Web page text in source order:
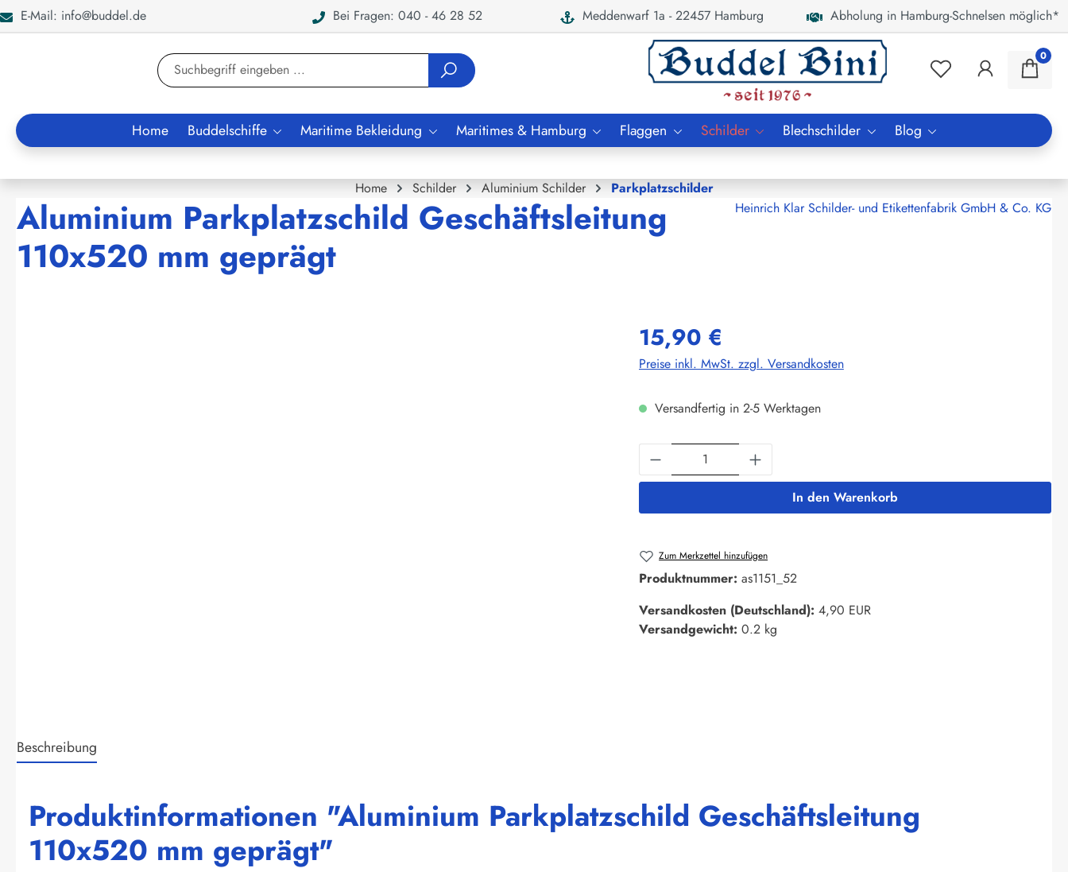
Zur Suche springen
E-Mail: info@buddel.de Bei Fragen: 040 - 46 28 52 Meddenwarf 1a - 22457 Hamburg Abholung in Hamburg-Schnelsen möglich*
0
Home Buddelschiffe Maritime Bekleidung Maritimes & Hamburg Flaggen Schilder Blechschilder Blog
Home Schilder Aluminium Schilder Parkplatzschilder
Aluminium Parkplatzschild Geschäftsleitung
110x520 mm geprägt
Heinrich Klar Schilder- und Etikettenfabrik GmbH & Co. KG
15,90 €
Preise inkl. MwSt. zzgl. Versandkosten
Versandfertig in 2-5 Werktagen
Produkt Anzahl: Gib den gewünschten Wert ein
In den Warenkorb
Zum Merkzettel hinzufügen
Produktnummer: as1151_52
Versandkosten (Deutschland): 4,90 EUR
Versandgewicht: 0.2 kg
Beschreibung
Produktinformationen "Aluminium Parkplatzschild Geschäftsleitung
110x520 mm geprägt"